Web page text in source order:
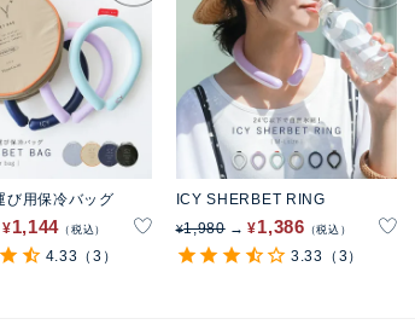
び用保冷バッグ
¥1,144 税込
4.33 （3）
ICY SHERBET RING
¥1,980 ¥1,386 税込
3.33 （3）